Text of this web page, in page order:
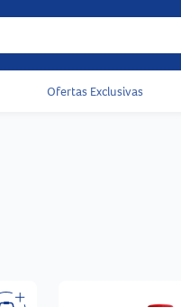
Acessos rápidos do cabeçalho
Ofertas Exclusivas